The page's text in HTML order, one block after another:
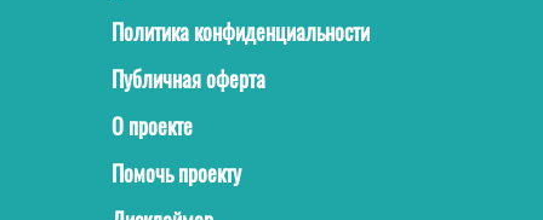
Политика конфиденциальности
Публичная оферта
О проекте
Помочь проекту